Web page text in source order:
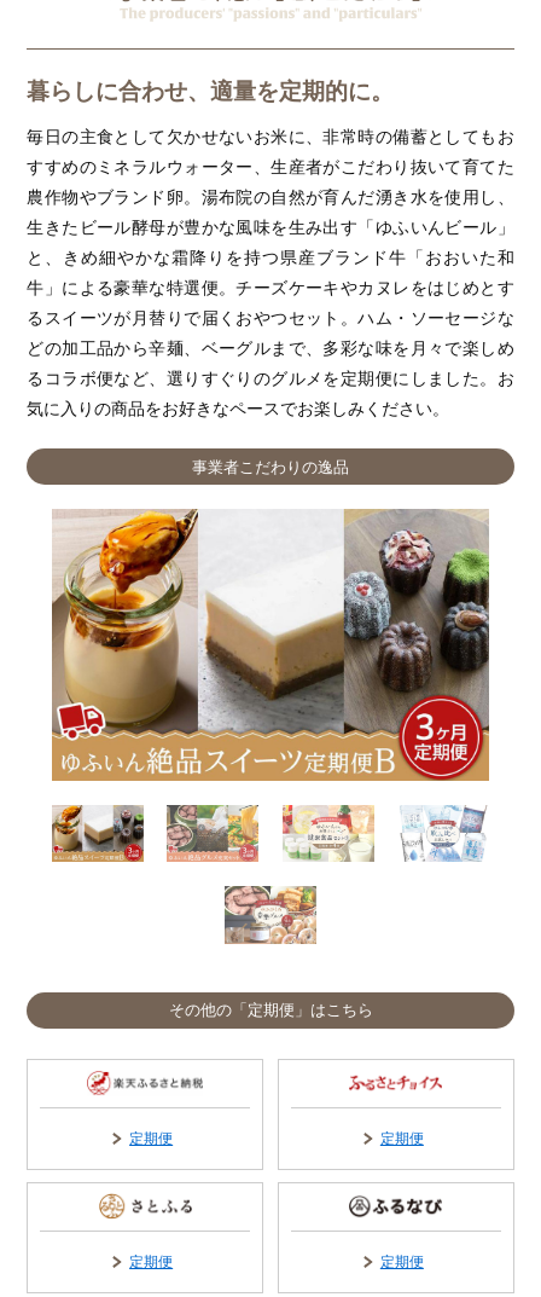
暮らしに合わせ、適量を定期的に。
毎日の主食として欠かせないお米に、非常時の備蓄としてもお
すすめのミネラルウォーター、生産者がこだわり抜いて育てた
農作物やブランド卵。湯布院の自然が育んだ湧き水を使用し、
生きたビール酵母が豊かな風味を生み出す「ゆふいんビール」
と、きめ細やかな霜降りを持つ県産ブランド牛「おおいた和
牛」による豪華な特選便。チーズケーキやカヌレをはじめとす
るスイーツが月替りで届くおやつセット。ハム・ソーセージな
どの加工品から辛麺、ベーグルまで、多彩な味を月々で楽しめ
るコラボ便など、選りすぐりのグルメを定期便にしました。お
気に入りの商品をお好きなペースでお楽しみください。
事業者こだわりの逸品
その他の「定期便」はこちら
定期便 定期便
定期便 定期便